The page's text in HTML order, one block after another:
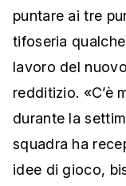
puntare ai tre
tifoseria
lavoro del
redditizio. «C’è
durante la
squadra ha
idee di gioco,